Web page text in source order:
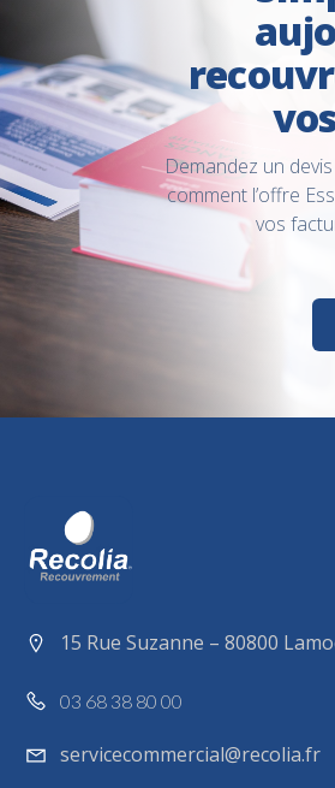
Demandez un
comment l’offre
vos
15 Rue Suzanne – 80800
03 68 38 80 00
servicecommercial@recolia.fr